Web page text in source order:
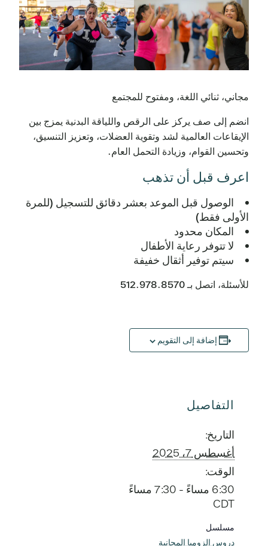
مجاني، ثنائي اللغة، ومفتوح للمجتمع
انضم إلى صف يركز على الرقص واللياقة البدنية يمزج بين
الإيقاعات العالمية لشد وتقوية العضلات، وتعزيز التنسيق،
وتحسين القوام، وزيادة التحمل العام.
اعرف قبل أن تذهب
الوصول قبل الموعد بعشر دقائق للتسجيل (للمرة
الأولى فقط)
المكان محدود
لا تتوفر رعاية الأطفال
سيتم توفير أثقال خفيفة
للأسئلة، اتصل بـ 512.978.8570
إضافة إلى التقويم
التفاصيل
التاريخ:
أغسطس 7، 2025
الوقت:
6:30 مساءً - 7:30 مساءً
CDT
مسلسل
دروس الزومبا المجانية